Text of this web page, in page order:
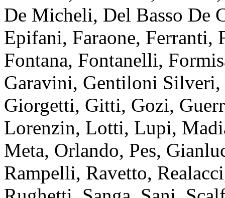
De Micheli, Del Basso De
Epifani, Faraone, Ferranti,
Fontana, Fontanelli,
Garavini, Gentiloni
Giorgetti, Gitti, Gozi,
Lorenzin, Lotti, Lupi,
Meta, Orlando, Pes,
Rampelli, Ravetto,